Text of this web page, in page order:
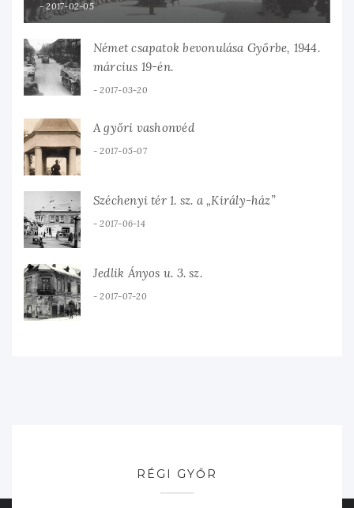
2017-02-05
Német csapatok bevonulása Győrbe, 1944.
március 19-én.
2017-03-20
A győri vashonvéd
2017-05-07
Széchenyi tér 1. sz. a „Király-ház”
2017-06-14
Jedlik Ányos u. 3. sz.
2017-07-20
RÉGI GYŐR